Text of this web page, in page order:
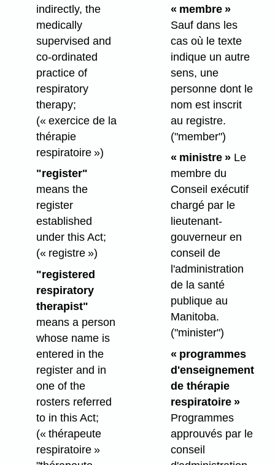
indirectly, the
medically
supervised and
co-ordinated
practice of
respiratory
therapy;
(« exercice de la
thérapie
respiratoire »)
"register"
means the
register
established
under this Act;
(« registre »)
"registered
respiratory
therapist"
means a person
whose name is
entered in the
register and in
one of the
rosters referred
to in this Act;
(« thérapeute
respiratoire »
« membre »
Sauf dans les
cas où le texte
indique un autre
sens, une
personne dont le
nom est inscrit
au registre.
("member")
« ministre »Le
membre du
Conseil exécutif
chargé par le
lieutenant-
gouverneur en
conseil de
l'administration
de la santé
publique au
Manitoba.
("minister")
« programmes
d'enseignement
de thérapie
respiratoire »
Programmes
approuvés par le
conseil